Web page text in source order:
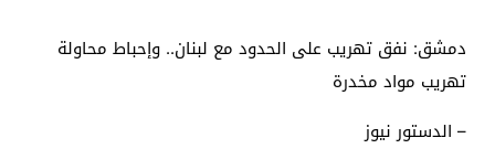
دمشق: نفق تهريب على الحدود مع لبنان.. وإحباط محاولة
تهريب مواد مخدرة
– الدستور نيوز